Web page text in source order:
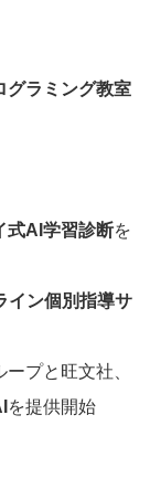
グラミング教室
式AI学習診断を
イン個別指導サ
プと旺文社、
を提供開始